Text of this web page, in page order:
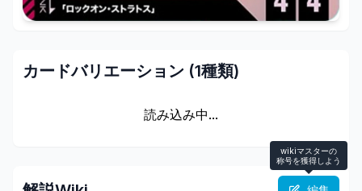
カードバリエーション (1種類)
読み込み中...
wikiマスターの
称号を獲得しよう